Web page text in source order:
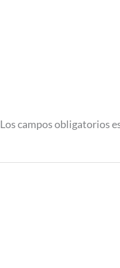
Los campos obligatorios